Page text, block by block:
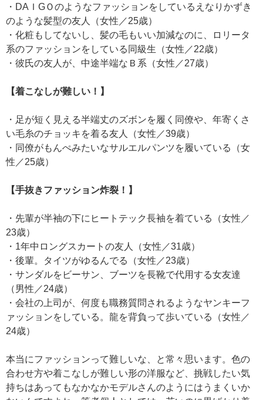
・DAＩGＯのようなファッションをしているえなりかずき
のような髪型の友人（女性／25歳）
・化粧もしてないし、髪の毛もいい加減なのに、ロリータ
系のファッションをしている同級生（女性／22歳）
・彼氏の友人が、中途半端なＢ系（女性／27歳）
【着こなしが難しい！】
・足が短く見える半端丈のズボンを履く同僚や、年寄くさ
い毛糸のチョッキを着る友人（女性／39歳）
・同僚がもんぺみたいなサルエルパンツを履いている（女
性／25歳）
【手抜きファッション炸裂！】
・先輩が半袖の下にヒートテック長袖を着ている（女性／
23歳）
・1年中ロングスカートの友人（女性／31歳）
・後輩。タイツがゆるんでる（女性／23歳）
・サンダルをビーサン、ブーツを長靴で代用する女友達
（男性／24歳）
・会社の上司が、何度も職務質問されるようなヤンキーフ
ァッションをしている。龍を背負って歩いている（女性／
24歳）
本当にファッションって難しいな、と常々思います。色の
合わせ方や着こなしが難しい形の洋服など、挑戦したい気
持ちはあってもなかなかモデルさんのようにはうまくいか